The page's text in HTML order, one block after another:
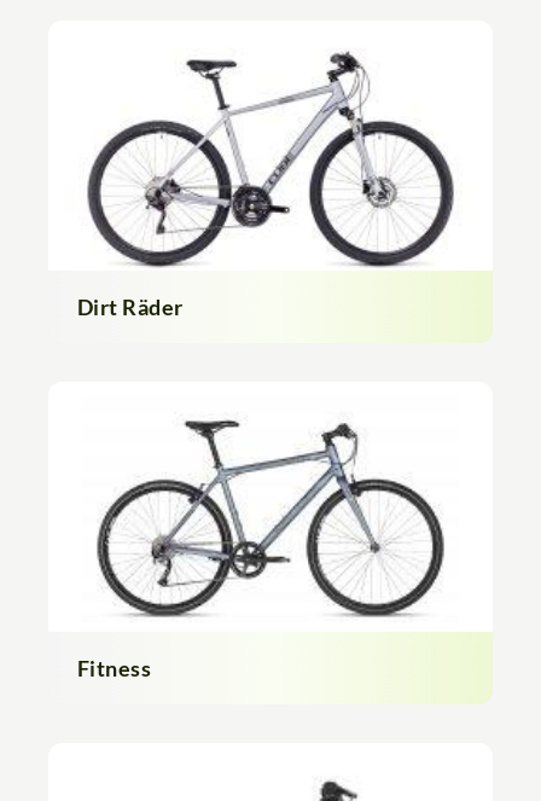
Dirt Räder
Fitness